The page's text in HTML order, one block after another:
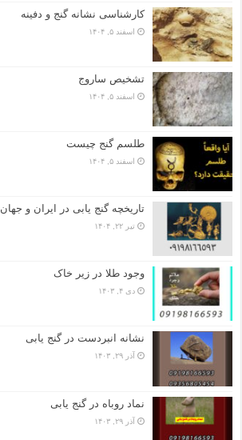
کارشناسی نشانه گنج و دفینه
اسفند ۵, ۱۴۰۴
تشخیص ساروج
اسفند ۵, ۱۴۰۴
طلسم گنج چیست
اسفند ۵, ۱۴۰۴
تاریخچه گنج‌ یابی در ایران و جهان
تیر ۲۲, ۱۴۰۴
وجود طلا در زیر خاک
دی ۴, ۱۴۰۳
نشانه انبردست در گنج یابی
آذر ۲۹, ۱۴۰۳
نماد روباه در گنج یابی
آذر ۲۹, ۱۴۰۳